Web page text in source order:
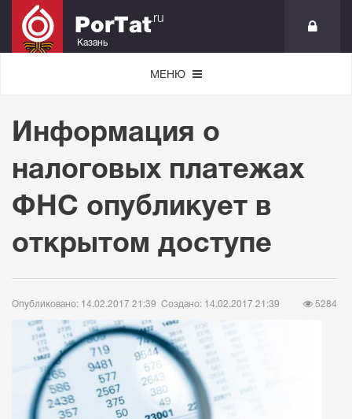
PorTat.ru
Казань
МЕНЮ
Информация о
налоговых платежах
ФНС опубликует в
открытом доступе
Опубликовано: 14.02.2017 21:39 Создано: 14.02.2017 21:39 5284